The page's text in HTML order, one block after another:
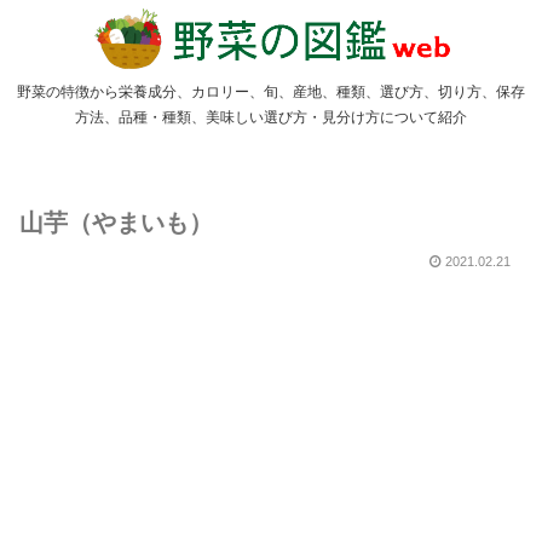
野菜の特徴から栄養成分、カロリー、旬、産地、種類、選び方、切り方、保存
方法、品種・種類、美味しい選び方・見分け方について紹介
山芋（やまいも）
2021.02.21